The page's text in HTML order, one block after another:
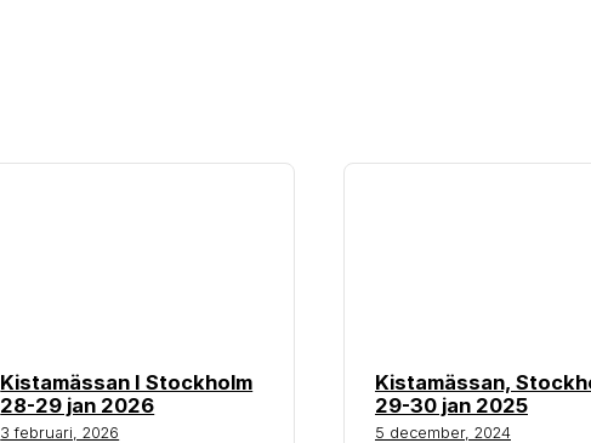
Kistamässan I Stockholm
28-29 jan 2026
3 februari, 2026
Kistamässan,
29-30 jan 2025
5 december, 2024